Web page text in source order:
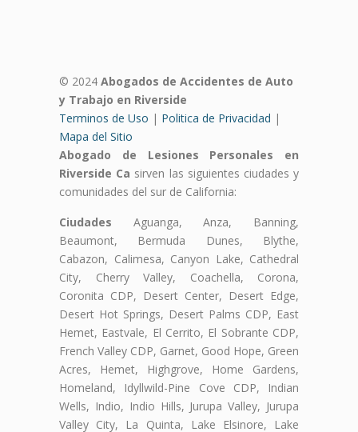
© 2024 Abogados de Accidentes de Auto
y Trabajo en Riverside
Terminos de Uso | Politica de Privacidad |
Mapa del Sitio
Abogado de Lesiones Personales en
Riverside Ca sirven las siguientes ciudades y
comunidades del sur de California:
Ciudades Aguanga, Anza, Banning,
Beaumont, Bermuda Dunes, Blythe,
Cabazon, Calimesa, Canyon Lake, Cathedral
City, Cherry Valley, Coachella, Corona,
Coronita CDP, Desert Center, Desert Edge,
Desert Hot Springs, Desert Palms CDP, East
Hemet, Eastvale, El Cerrito, El Sobrante CDP,
French Valley CDP, Garnet, Good Hope, Green
Acres, Hemet, Highgrove, Home Gardens,
Homeland, Idyllwild-Pine Cove CDP, Indian
Wells, Indio, Indio Hills, Jurupa Valley, Jurupa
Valley City, La Quinta, Lake Elsinore, Lake